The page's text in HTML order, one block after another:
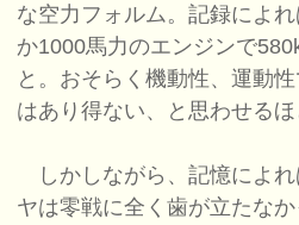
な空力フォルム。記録によ
か1000馬力のエンジンで
と。おそらく機動性、運動
はあり得ない、と思わせるほ
しかしながら、記憶によれ
ヤは零戦に全く歯が立たな